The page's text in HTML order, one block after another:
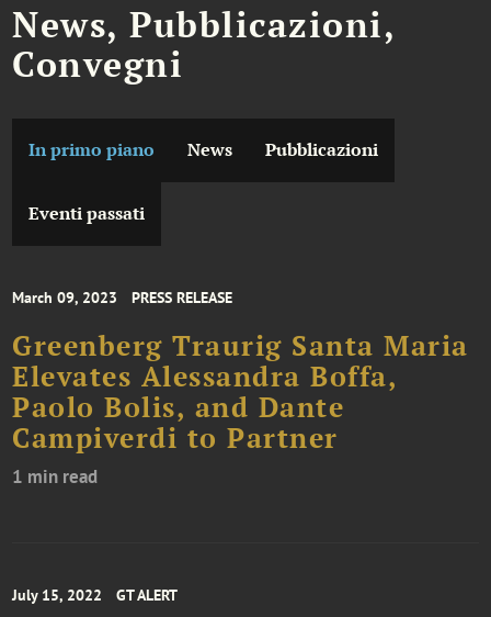
News, Pubblicazioni,
Convegni
In primo piano News Pubblicazioni
Eventi passati
March 09, 2023 PRESS RELEASE
Greenberg Traurig Santa Maria
Elevates Alessandra Boffa,
Paolo Bolis, and Dante
Campiverdi to Partner
1 min read
July 15, 2022 GT ALERT